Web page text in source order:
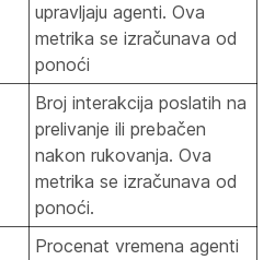
upravljaju agenti. Ova
metrika se izračunava od
ponoći
Broj interakcija poslatih na
prelivanje ili prebačen
nakon rukovanja. Ova
metrika se izračunava od
ponoći.
Procenat vremena agenti